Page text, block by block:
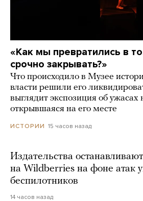
«Как мы превратились в
срочно закрывать?»
Что происходило в Музее
власти решили его
выглядит экспозиция об ужасах
открывшаяся на его месте
ИСТОРИИ 15 часов назад
Издательства
на Wildberries на фоне атак
беспилотников
14 часов назад